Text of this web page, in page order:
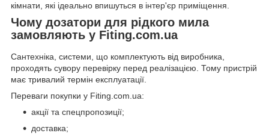
кімнати, які ідеально впишуться в інтер'єр приміщення.
Чому дозатори для рідкого мила
замовляють у Fiting.com.ua
Сантехніка, системи, що комплектують від виробника,
проходять сувору перевірку перед реалізацією. Тому пристрій
має тривалий термін експлуатації.
Переваги покупки у Fiting.com.ua:
акції та спецпропозиції;
доставка;